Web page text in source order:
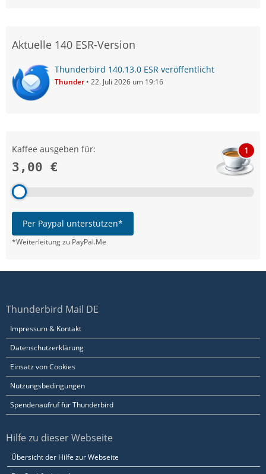
Aktuelle 140 ESR-Version
Thunderbird 140.13.0 ESR veröffentlicht
Thunder 22. Juli 2026 um 19:16
Kaffee ausgeben für:
3,00 €
1
Per Paypal unterstützen*
*Weiterleitung zu PayPal.Me
Thunderbird Mail DE
Impressum & Kontakt
Datenschutzerklärung
Einsatz von Cookies
Nutzungsbedingungen
Spendenaufruf für Thunderbird
Hilfe zu dieser Webseite
Übersicht der Hilfe zur Webseite